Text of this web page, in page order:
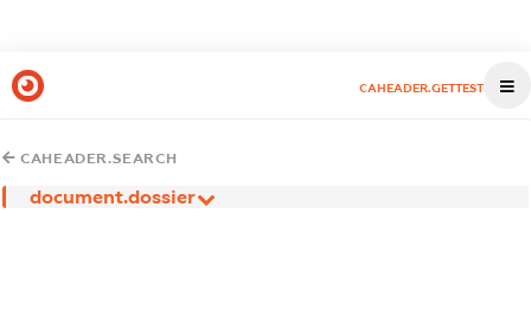
CAHEADER.GETTEST
CAHEADER.SEARCH
document.dossier